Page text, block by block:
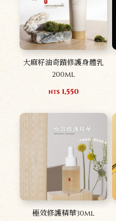
大麻籽油奇蹟修護身體乳
200ml
NT$1,550
極效修護精華30ml